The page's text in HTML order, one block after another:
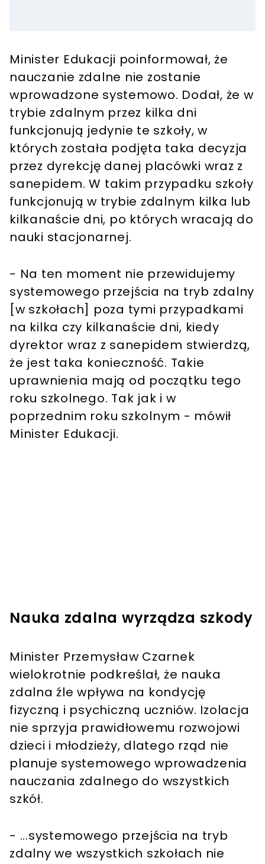
Minister Edukacji poinformował, że
nauczanie zdalne nie zostanie
wprowadzone systemowo. Dodał, że w
trybie zdalnym przez kilka dni
funkcjonują jedynie te szkoły, w
których została podjęta taka decyzja
przez dyrekcję danej placówki wraz z
sanepidem. W takim przypadku szkoły
funkcjonują w trybie zdalnym kilka lub
kilkanaście dni, po których wracają do
nauki stacjonarnej.
- Na ten moment nie przewidujemy
systemowego przejścia na tryb zdalny
[w szkołach] poza tymi przypadkami
na kilka czy kilkanaście dni, kiedy
dyrektor wraz z sanepidem stwierdzą,
że jest taka konieczność. Takie
uprawnienia mają od początku tego
roku szkolnego. Tak jak i w
poprzednim roku szkolnym - mówił
Minister Edukacji.
Nauka zdalna wyrządza szkody
Minister Przemysław Czarnek
wielokrotnie podkreślał, że nauka
zdalna źle wpływa na kondycję
fizyczną i psychiczną uczniów. Izolacja
nie sprzyja prawidłowemu rozwojowi
dzieci i młodzieży, dlatego rząd nie
planuje systemowego wprowadzenia
nauczania zdalnego do wszystkich
szkół.
- ...systemowego przejścia na tryb
zdalny we wszystkich szkołach nie